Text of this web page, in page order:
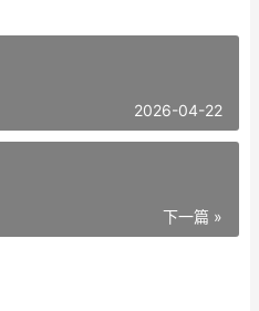
2026-04-22
下一篇 »